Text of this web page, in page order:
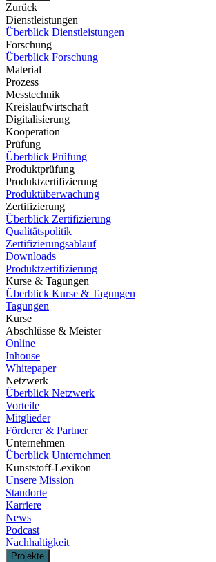
Zurück
Dienstleistungen
Überblick Dienstleistungen
Forschung
Überblick Forschung
Material
Prozess
Messtechnik
Kreislaufwirtschaft
Digitalisierung
Kooperation
Prüfung
Überblick Prüfung
Produktprüfung
Produktzertifizierung
Produktüberwachung
Zertifizierung
Überblick Zertifizierung
Qualitätspolitik
Zertifizierungsablauf
Downloads
Produktzertifizierung
Kurse & Tagungen
Überblick Kurse & Tagungen
Tagungen
Kurse
Abschlüsse & Meister
Online
Inhouse
Whitepaper
Netzwerk
Überblick Netzwerk
Vorteile
Mitglieder
Förderer & Partner
Unternehmen
Überblick Unternehmen
Kunststoff-Lexikon
Unsere Mission
Standorte
Karriere
News
Podcast
Nachhaltigkeit
Projekte